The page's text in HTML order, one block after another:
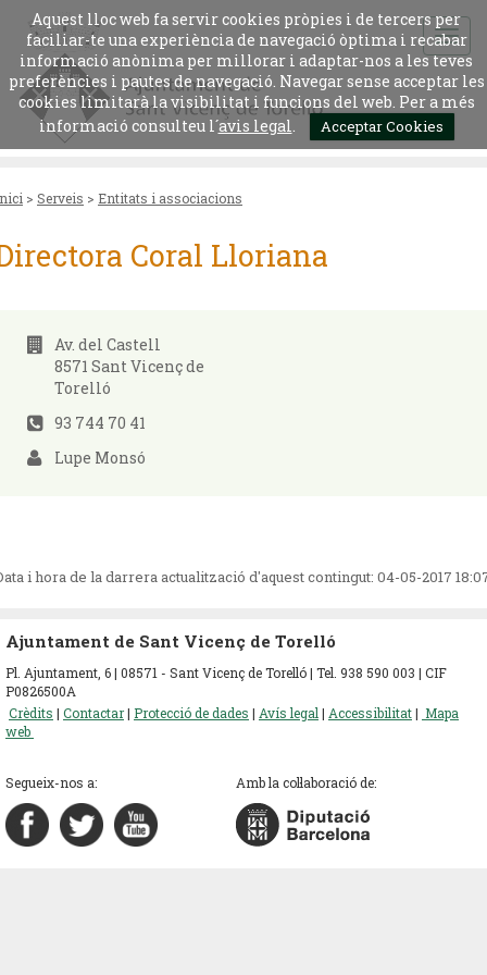
Aquest lloc web fa servir cookies pròpies i de tercers per
faciliar-te una experiència de navegació òptima i recabar
informació anònima per millorar i adaptar-nos a les teves
preferències i pautes de navegació. Navegar sense acceptar les
cookies limitarà la visibilitat i funcions del web. Per a més
informació consulteu l´avis legal. Acceptar Cookies
> Serveis > Entitats i associacions
Coral Lloriana
Av. del Castell
8571 Sant Vicenç de
Torelló
93 744 70 41
Lupe Monsó
i hora de la darrera actualització d'aquest contingut: 04-05-2017
Ajuntament de Sant Vicenç de Torelló
Pl. Ajuntament, 6 | 08571 - Sant Vicenç de Torelló | Tel. 938 590 003 | CIF
P0826500A
Crèdits | Contactar| Protecció de dades | Avís legal | Accessibilitat| Mapa
web
Segueix-nos a: Amb la col·laboració de: